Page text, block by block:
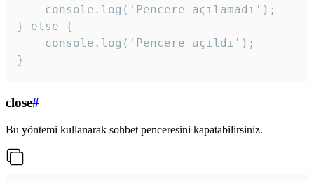
    console.log('Pencere açılamadı');
} else {
    console.log('Pencere açıldı');
}
close#
Bu yöntemi kullanarak sohbet penceresini kapatabilirsiniz.